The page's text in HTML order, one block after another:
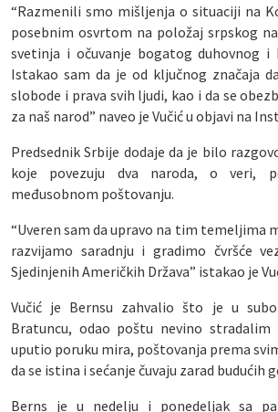
“Razmenili smo mišljenja o situaciji na
posebnim osvrtom na položaj srpskog
svetinja i očuvanje bogatog duhovnog i
Istakao sam da je od ključnog značaja
slobode i prava svih ljudi, kao i da se
za naš narod” naveo je Vučić u objavi na
Predsednik Srbije dodaje da je bilo
koje povezuju dva naroda, o veri,
međusobnom poštovanju.
“Uveren sam da upravo na tim temeljima
razvijamo saradnju i gradimo čvršće
Sjedinjenih Američkih Država” istakao je
Vučić je Bernsu zahvalio što je u
Bratuncu, odao poštu nevino
uputio poruku mira, poštovanja prema
da se istina i sećanje čuvaju zarad budućih
Berns je u nedelju i ponedeljak sa